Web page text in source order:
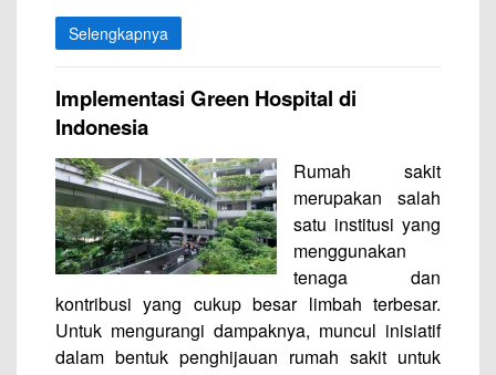
Selengkapnya
Implementasi Green Hospital di
Indonesia
Rumah sakit
merupakan salah
satu institusi yang
menggunakan
tenaga dan
kontribusi yang cukup besar limbah terbesar.
Untuk mengurangi dampaknya, muncul inisiatif
dalam bentuk penghijauan rumah sakit untuk